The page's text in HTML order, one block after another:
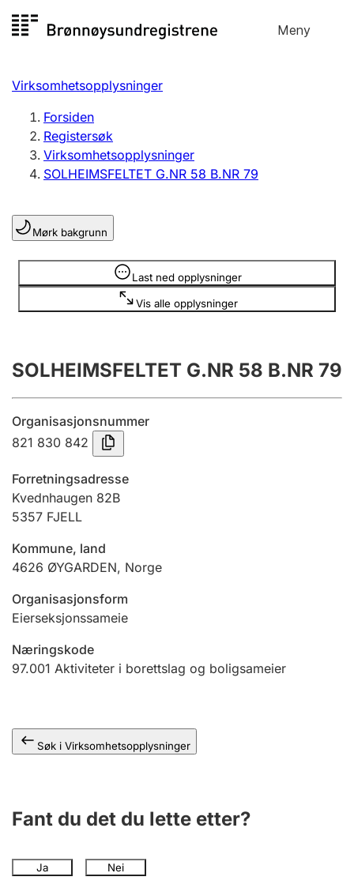
til
Meny
Registersøk
Aksjeselskap
Enkeltpersonforetak
Registrere, endre, slette
Lag og forening
Registrere, endre, slette
Årsregnskap
Innsending og forsinkelsesgebyr
Tinglysing
Jeger
Ektepaktveileder
Offentlig sektor
Virksomhetsopplysninger
Forsiden
Registersøk
Virksomhetsopplysninger
SOLHEIMSFELTET G.NR 58 B.NR 79
Mørk bakgrunn
Last ned opplysninger
Vis alle opplysninger
Opplysninger er skjult
SOLHEIMSFELTET G.NR 58 B.NR 79
Organisasjonsnummer
821 830 842
Forretningsadresse
Kvednhaugen 82B
5357 FJELL
Kommune, land
4626 ØYGARDEN, Norge
Organisasjonsform
Eierseksjonssameie
Næringskode
97.001 Aktiviteter i borettslag og boligsameier
Søk i Virksomhetsopplysninger
Fant du det du lette etter?
Ja Nei